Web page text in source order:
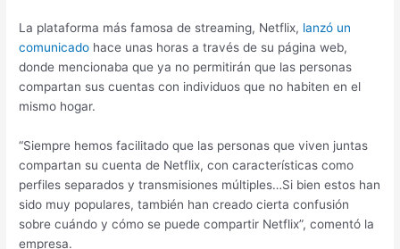
La plataforma más famosa de streaming, Netflix, lanzó un
comunicado hace unas horas a través de su página web,
donde mencionaba que ya no permitirán que las personas
compartan sus cuentas con individuos que no habiten en el
mismo hogar.
“Siempre hemos facilitado que las personas que viven juntas
compartan su cuenta de Netflix, con características como
perfiles separados y transmisiones múltiples…Si bien estos han
sido muy populares, también han creado cierta confusión
sobre cuándo y cómo se puede compartir Netflix”, comentó la
empresa.